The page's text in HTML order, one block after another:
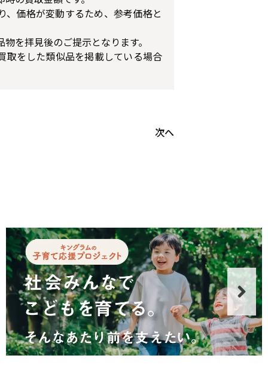
、価格が変動するため、参考価格と
を拝見後のご提示となります。
取をした類似品を掲載している場合
次へ